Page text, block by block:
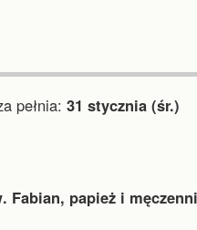
pełnia: 31 stycznia (śr.)
Fabian, papież i